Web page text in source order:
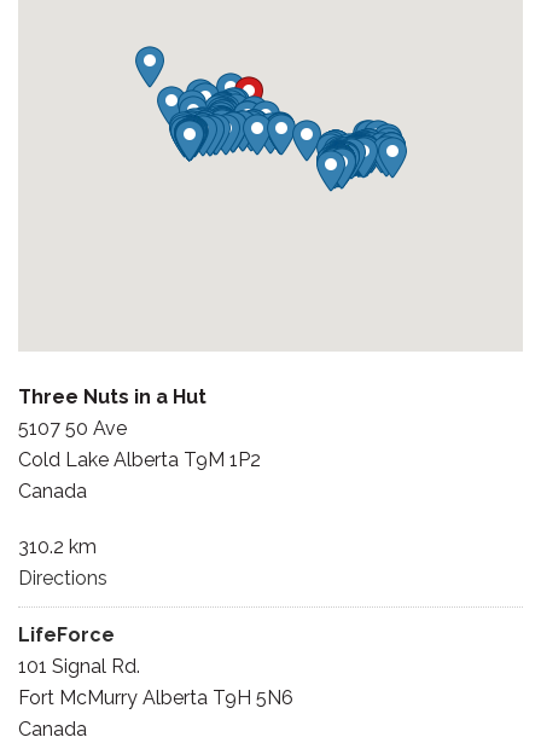
Three Nuts in a Hut
5107 50 Ave
Cold Lake Alberta T9M 1P2
Canada
310.2 km
Directions
LifeForce
101 Signal Rd.
Fort McMurry Alberta T9H 5N6
Canada